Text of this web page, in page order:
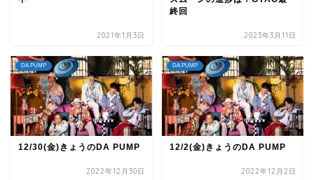
2021年1月3日
終回
2023年3月11日
DA PUMP
12/30(金)きょうのDA PUMP
2022年12月30日
DA PUMP
12/2(金)きょうのDA PUMP
2022年12月2日